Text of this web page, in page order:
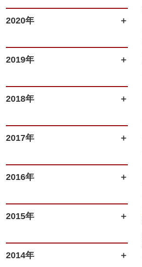
2020年
2019年
2018年
2017年
2016年
2015年
2014年